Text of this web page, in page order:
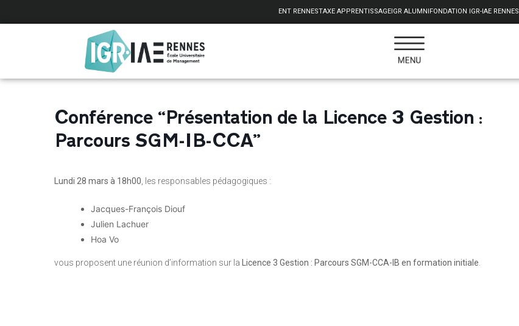
ENT RENNESTAXE APPRENTISSAGEIGR ALUMNI FONDATION IGR-IAE RENNES
Conférence “Présentation de la Licence 3 Gestion :
Parcours SGM-IB-CCA”
Lundi 28 mars à 18h00 , les responsables pédagogiques :
Jacques-François Diouf
Julien Lachuer
Hoa Vo
vous proposent une réunion d’information sur la Licence 3 Gestion : Parcours SGM-CCA-IB en formation initiale